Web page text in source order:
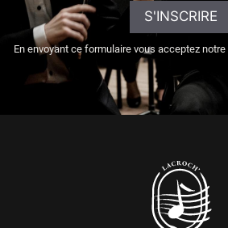
S'INSCRIRE
En envoyant ce formulaire vous acceptez notre